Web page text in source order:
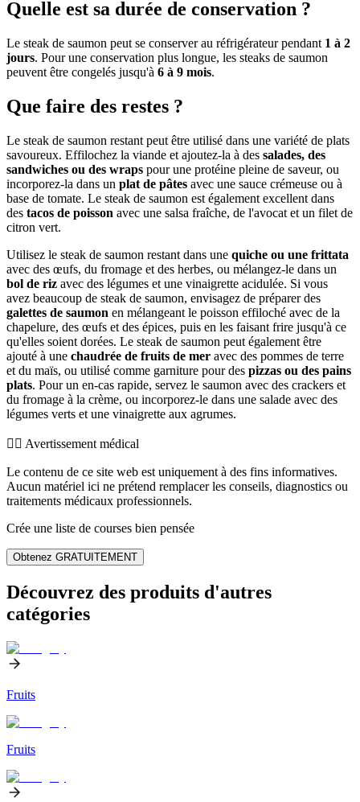
Quelle est sa durée de conservation ?
Le steak de saumon peut se conserver au réfrigérateur pendant 1 à 2
jours. Pour une conservation plus longue, les steaks de saumon
peuvent être congelés jusqu'à 6 à 9 mois.
Que faire des restes ?
Le steak de saumon restant peut être utilisé dans une variété de plats
savoureux. Effilochez la viande et ajoutez-la à des salades, des
sandwiches ou des wraps pour une protéine pleine de saveur, ou
incorporez-la dans un plat de pâtes avec une sauce crémeuse ou à
base de tomate. Le steak de saumon est également excellent dans
des tacos de poisson avec une salsa fraîche, de l'avocat et un filet de
citron vert.
Utilisez le steak de saumon restant dans une quiche ou une frittata
avec des œufs, du fromage et des herbes, ou mélangez-le dans un
bol de riz avec des légumes et une vinaigrette acidulée. Si vous
avez beaucoup de steak de saumon, envisagez de préparer des
galettes de saumon en mélangeant le poisson effiloché avec de la
chapelure, des œufs et des épices, puis en les faisant frire jusqu'à ce
qu'elles soient dorées. Le steak de saumon peut également être
ajouté à une chaudrée de fruits de mer avec des pommes de terre
et du maïs, ou utilisé comme garniture pour des pizzas ou des pains
plats. Pour un en-cas rapide, servez le saumon avec des crackers et
du fromage à la crème, ou incorporez-le dans une salade avec des
légumes verts et une vinaigrette aux agrumes.
👨‍⚕️️ Avertissement médical
Le contenu de ce site web est uniquement à des fins informatives.
Aucun matériel ici ne prétend remplacer les conseils, diagnostics ou
traitements médicaux professionnels.
Crée une liste de courses bien pensée
Obtenez GRATUITEMENT
Découvrez des produits d'autres
catégories
Fruits
Fruits